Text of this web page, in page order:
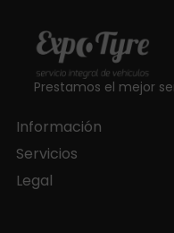
Prestamos el mejor
Información
Servicios
Legal